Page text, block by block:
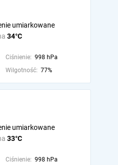
34°C
umiarkowane
Ciśnienie: 998 hPa
Wilgotność: 77%
33°C
umiarkowane
Ciśnienie: 998 hPa